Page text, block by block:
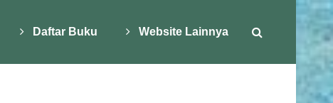
Daftar Buku Website Lainnya